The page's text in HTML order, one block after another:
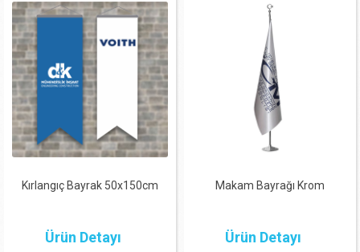
Kırlangıç Bayrak 50x150cm
Ürün Detayı
Makam Bayrağı Krom
Ürün Detayı